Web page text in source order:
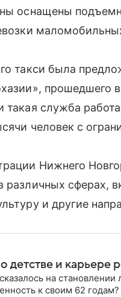
оснащены
такси была
прошедшего
служба
человек с
Нижнего
сферах,
и другие
детстве и карьере
на
к своим 62 годам?